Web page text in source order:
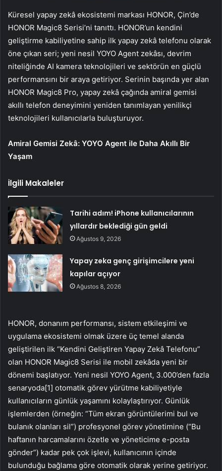
Küresel yapay zekâ ekosistemi markası HONOR, Çin’de
HONOR Magic8 Serisi’ni tanıttı. HONOR’un kendini
geliştirme kabiliyetine sahip ilk yapay zekâ telefonu olarak
öne çıkan seri; yeni nesil YOYO Agent zekâsı, devrim
niteliğinde AI kamera teknolojileri ve sektörün en güçlü
performansını bir araya getiriyor. Serinin başında yer alan
HONOR Magic8 Pro, yapay zekâ çağında amiral gemisi
akıllı telefon deneyimini yeniden tanımlayan yenilikçi
teknolojileri kullanıcılarla buluşturuyor.
Amiral Gemisi Zekâ: YOYO Agent ile Daha Akıllı Bir
Yaşam
İlgili Makaleler
Tarihi adım! iPhone kullanıcılarının
yıllardır beklediği gün geldi
Ağustos 9, 2026
Yapay zeka genç girişimcilere yeni
kapılar açıyor
Ağustos 8, 2026
HONOR, donanım performansı, sistem etkileşimi ve
uygulama ekosistemi olmak üzere üç temel alanda
geliştirilen ilk “Kendini Geliştiren Yapay Zekâ Telefonu”
olan HONOR Magic8 Serisi ile mobil zekâda yeni bir
dönemi başlatıyor. Yeni nesil YOYO Agent, 3.000’den fazla
senaryoda[1] otomatik görev yürütme kabiliyetiyle
kullanıcıların günlük yaşamını kolaylaştırıyor. Günlük
işlemlerden (örneğin: “Tüm ekran görüntülerimi bul ve
bulanık olanları sil”) profesyonel görev yönetimine (“Bu
haftanın harcamalarını özetle ve yöneticime e-posta
gönder”) kadar pek çok işlevi, kullanıcının içinde
bulunduğu bağlama göre otomatik olarak yerine getiriyor.